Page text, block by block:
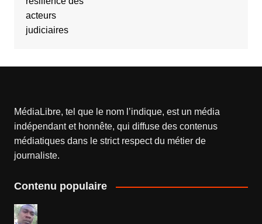
MédiaLibre, tel que le nom l’indique, est un média
indépendant et honnête, qui diffuse des contenus
médiatiques dans le strict respect du métier de
journaliste.
Contenu populaire